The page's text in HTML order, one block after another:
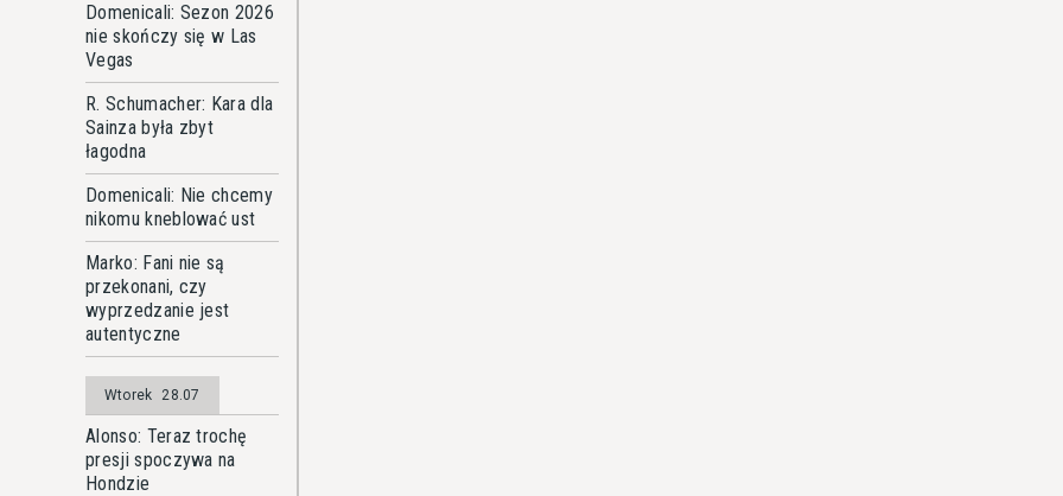
Domenicali: Sezon 2026
nie skończy się w Las
Vegas
R. Schumacher: Kara dla
Sainza była zbyt
łagodna
Domenicali: Nie chcemy
nikomu kneblować ust
Marko: Fani nie są
przekonani, czy
wyprzedzanie jest
autentyczne
Wtorek 28.07
Alonso: Teraz trochę
presji spoczywa na
Hondzie